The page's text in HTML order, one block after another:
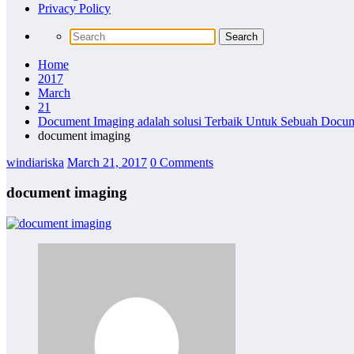
Privacy Policy
Home
2017
March
21
Document Imaging adalah solusi Terbaik Untuk Sebuah
document imaging
windiariska March 21, 2017 0 Comments
document imaging